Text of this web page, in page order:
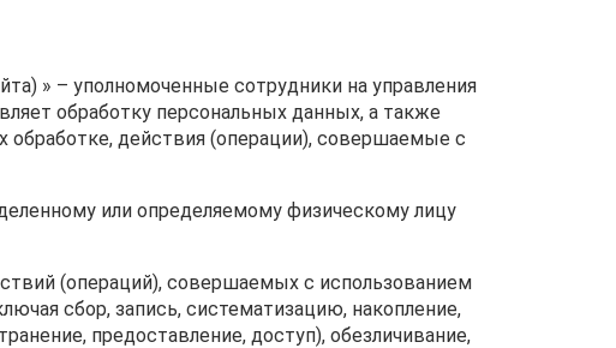
» – уполномоченные сотрудники на управления
обработку персональных данных, а также
обработке, действия (операции), совершаемые с
или определяемому физическому лицу
(операций), совершаемых с использованием
сбор, запись, систематизацию, накопление,
предоставление, доступ), обезличивание,